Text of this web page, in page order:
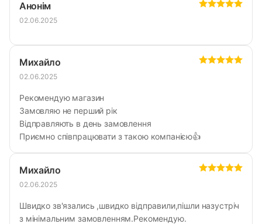
Анонім
02.06.2025
Михайло
02.06.2025
Рекомендую магазин
Замовляю не перший рік
Відправляють в день замовлення
Приємно співпрацювати з такою компанією👍
Михайло
02.06.2025
Швидко зв'язались ,швидко відправили,пішли назустріч
з мінімальним замовленням.Рекомендую.